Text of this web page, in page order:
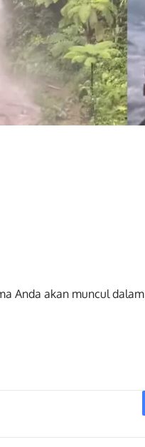
Anda akan muncul dalam